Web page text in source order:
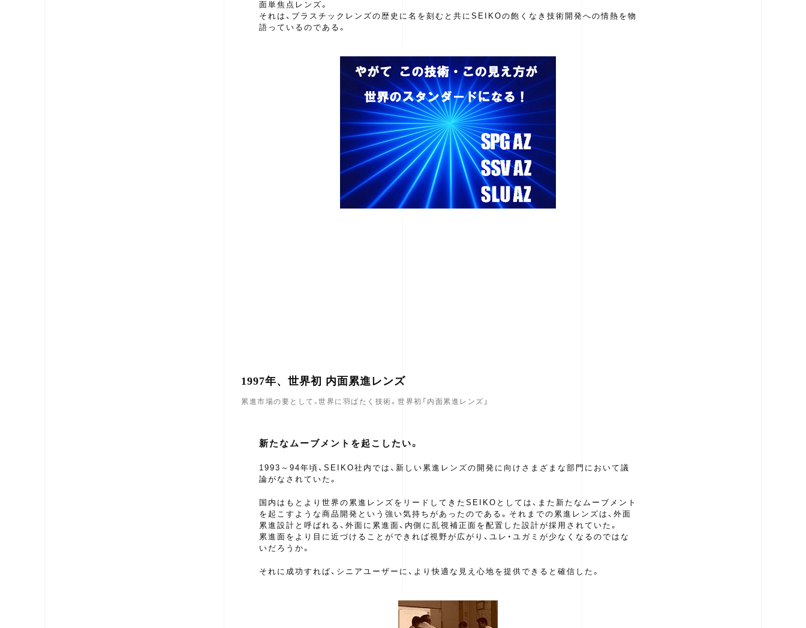
面単焦点レンズ。
それは、プラスチックレンズの歴史に名を刻むと共にSEIKOの飽くなき技術開発への情熱を物
語っているのである。
1997年、世界初 内面累進レンズ
累進市場の要として、世界に羽ばたく技術。世界初「内面累進レンズ」
新たなムーブメントを起こしたい。
1993～94年頃、SEIKO社内では、新しい累進レンズの開発に向けさまざまな部門において議
論がなされていた。
国内はもとより世界の累進レンズをリードしてきたSEIKOとしては、また新たなムーブメント
を起こすような商品開発という強い気持ちがあったのである。それまでの累進レンズは、外面
累進設計と呼ばれる、外面に累進面、内側に乱視補正面を配置した設計が採用されていた。
累進面をより目に近づけることができれば視野が広がり、ユレ・ユガミが少なくなるのではな
いだろうか。
それに成功すれば、シニアユーザーに、より快適な見え心地を提供できると確信した。